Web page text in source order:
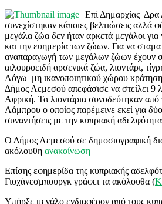
Επί Δημαρχίας Δρα
συνεχίστηκαν κάποιες βελτιώσεις αλλά
μεγάλα ζώα δεν ήταν αρκετά μεγάλοι για
και την ευημερία των ζώων. Για να
αναπαραγωγή των μεγάλων ζώων έχουν
αιλουροειδή αρσενικά ζώα, λιοντάρι,
Λόγω μη ικανοποιητικού χώρου
Δήμος Λεμεσού απεφάσισε να στείλει 9
Αφρική. Τα λιοντάρια συνοδεύτηκαν
Λάμπρου ο οποίος παρέμεινε εκεί για
συναντήσεις με την κυπριακή
Ο Δήμος Λεμεσού σε δημοσιογραφική
ακόλουθη ανακοίνωση
Επίσης εφημερίδα της κυπριακής
Γιοχάνεσμπουργκ γράφει τα ακόλουθα (
Υπήρξε μεγάλο ενδιαφέρον από τους